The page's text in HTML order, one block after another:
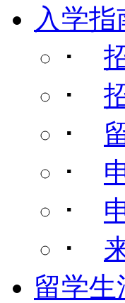
入学指
･
･
･
･
･
･
留学生